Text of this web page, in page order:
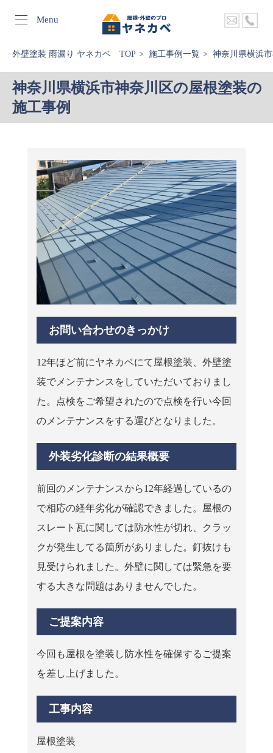
Menu
外壁塗装 雨漏り ヤネカベ TOP 施工事例一覧 神奈川県横浜
神奈川県横浜市神奈川区の屋根塗装の
施工事例
お問い合わせのきっかけ
12年ほど前にヤネカベにて屋根塗装、外壁塗
装でメンテナンスをしていただいておりまし
た。点検をご希望されたので点検を行い今回
のメンテナンスをする運びとなりました。
外装劣化診断の結果概要
前回のメンテナンスから12年経過しているの
で相応の経年劣化が確認できました。屋根の
スレート瓦に関しては防水性が切れ、クラッ
クが発生してる箇所がありました。釘抜けも
見受けられました。外壁に関しては緊急を要
する大きな問題はありませんでした。
ご提案内容
今回も屋根を塗装し防水性を確保するご提案
を差し上げました。
工事内容
屋根塗装